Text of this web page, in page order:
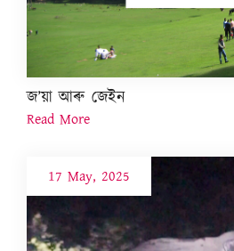
জ’য়া আৰু জেইন
Read More
17 May, 2025